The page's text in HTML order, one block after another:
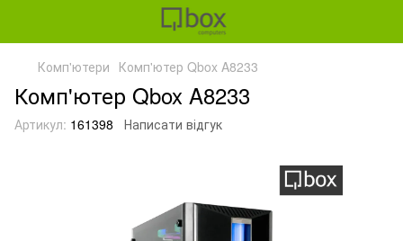
Комп'ютери Комп'ютер Qbox A8233
Комп'ютер Qbox A8233
Артикул: 161398 Написати відгук